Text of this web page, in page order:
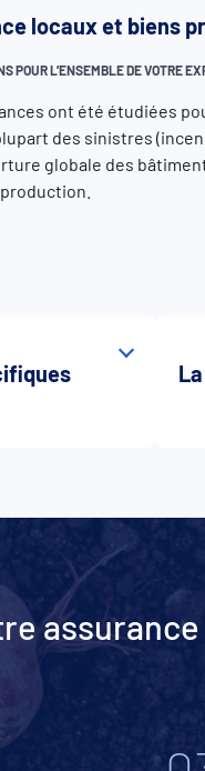
locaux et biens
POUR L’ENSEMBLE DE VOTRE
ont été étudiées
des sinistres
globale des
assurance